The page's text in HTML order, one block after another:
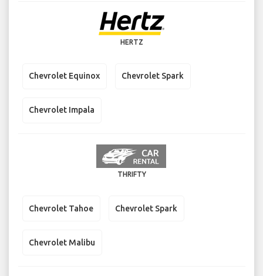
HERTZ
Chevrolet Equinox Chevrolet Spark
Chevrolet Impala
THRIFTY
Chevrolet Tahoe Chevrolet Spark
Chevrolet Malibu